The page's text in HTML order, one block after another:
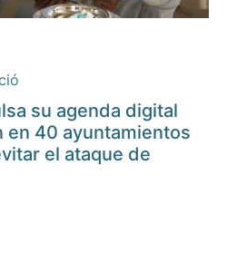
su agenda digital
en 40 ayuntamientos
el ataque de